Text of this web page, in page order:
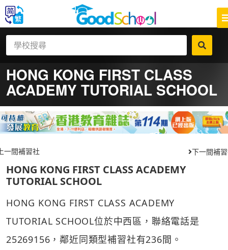
HONG KONG FIRST CLASS
ACADEMY TUTORIAL SCHOOL
一間補習社 下一間補
HONG KONG FIRST CLASS ACADEMY
TUTORIAL SCHOOL
HONG KONG FIRST CLASS ACADEMY
TUTORIAL SCHOOL位於中西區，聯絡電話是
25269156，鄰近同類型補習社有236間。